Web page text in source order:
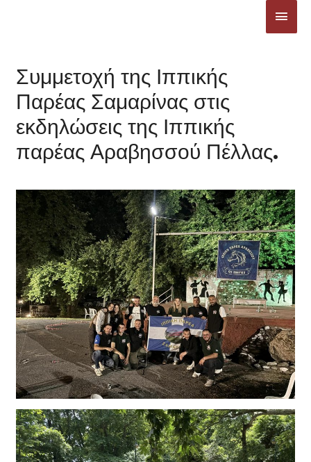
Συμμετοχή της Ιππικής
Παρέας Σαμαρίνας στις
εκδηλώσεις της Ιππικής
παρέας Αραβησσού Πέλλας.